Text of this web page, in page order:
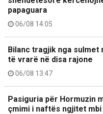
papaguara
06/08 14:05
Bilanc tragjik nga sulmet
të vrarë në disa rajone
06/08 13:47
Pasiguria për Hormuzin
çmimi i naftës ngjitet mbi